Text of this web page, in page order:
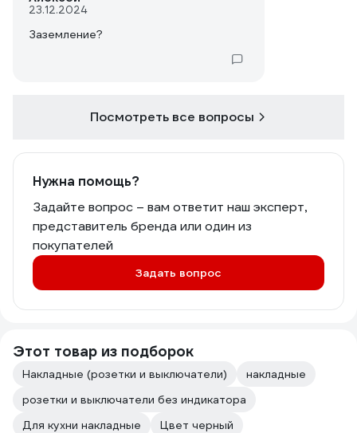
23.12.2024
Заземление?
Посмотреть все вопросы
Нужна помощь?
Задайте вопрос – вам ответит наш эксперт,
представитель бренда или один из
покупателей
Задать вопрос
Этот товар из подборок
Накладные (розетки и выключатели)
накладные
розетки и выключатели без индикатора
Для кухни накладные
Цвет черный